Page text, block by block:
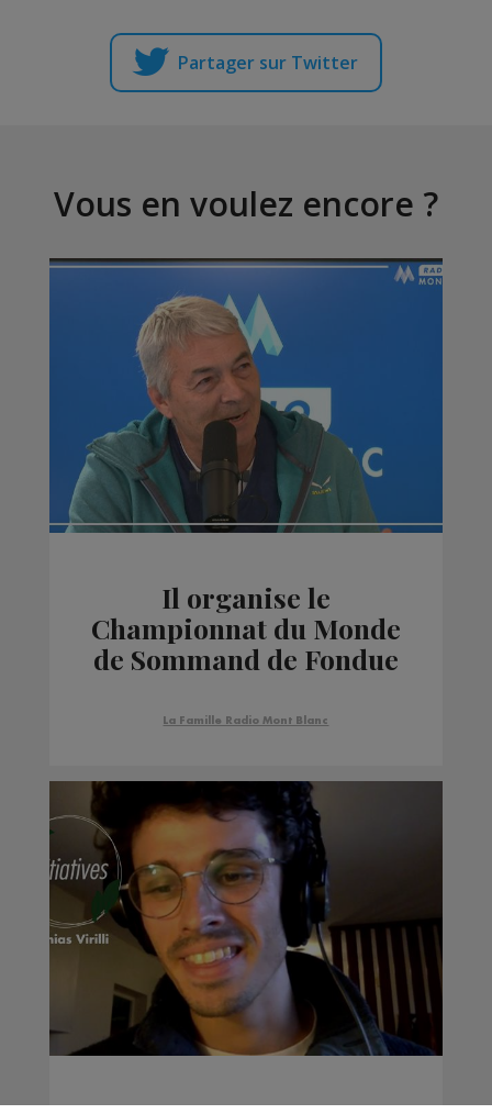
Partager sur Twitter
Vous en voulez encore ?
Il organise le
Championnat du Monde
de Sommand de Fondue
La Famille Radio Mont Blanc